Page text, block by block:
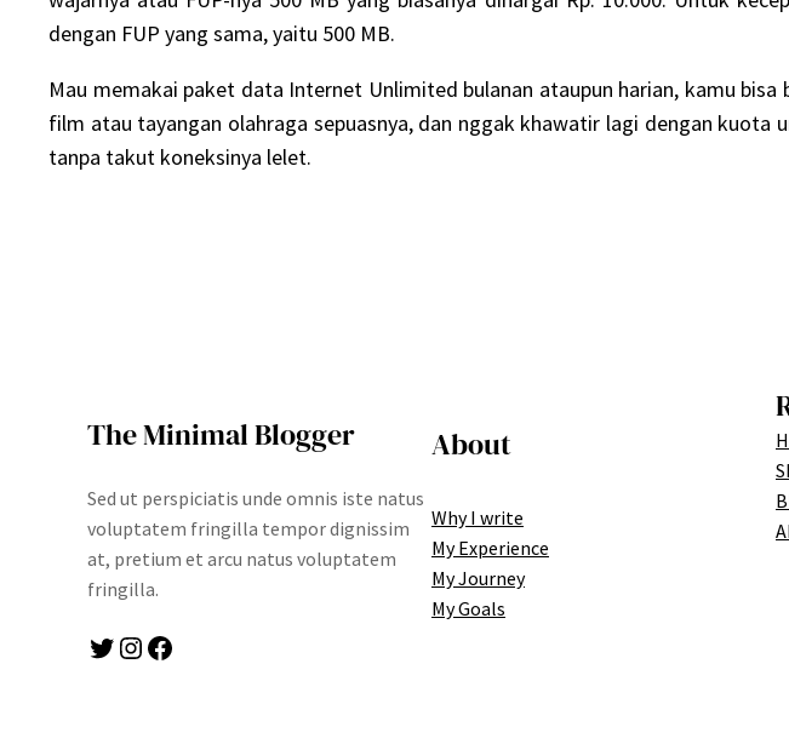
dengan FUP yang sama, yaitu 500 MB.
Mau memakai paket data Internet Unlimited bulanan ataupun harian, kamu
film atau tayangan olahraga sepuasnya, dan nggak khawatir lagi dengan kuota
tanpa takut koneksinya lelet.
The Minimal Blogger
Sed ut perspiciatis unde omnis iste natus
voluptatem fringilla tempor dignissim
at, pretium et arcu natus voluptatem
fringilla.
Twitter Instagram Facebook
About
Why I write
My Experience
My Journey
My Goals